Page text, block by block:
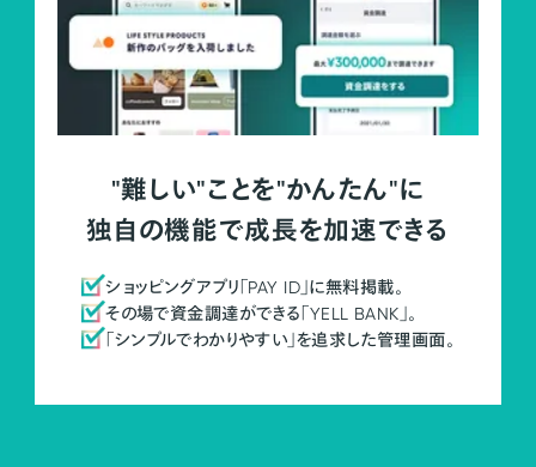
"難しい"ことを"かんたん"に
独自の機能で成長を加速できる
ショッピングアプリ「PAY ID」に無料掲載。
その場で資金調達ができる「YELL BANK」。
「シンプルでわかりやすい」を追求した管理画面。